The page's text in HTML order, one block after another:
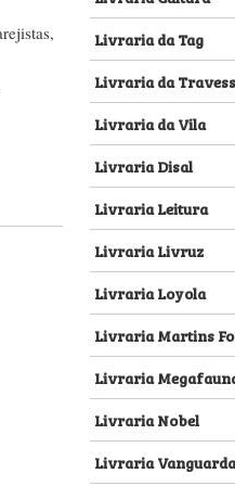
Livraria da Tag
Livraria da
Livraria da Vila
Livraria Disal
Livraria Leitura
Livraria Livruz
Livraria Loyola
Livraria Martins
Livraria
Livraria Nobel
Livraria Vanguarda